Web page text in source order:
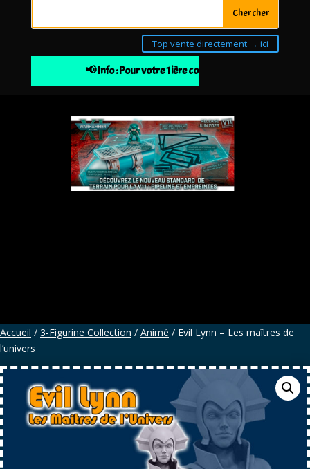
Top vente directement → ici
📢 Info : Pour votre 1ière commande 10% de remise
Accueil / 3-Figurine Collection / Animé / Evil Lynn – Les maîtres de
l’univers